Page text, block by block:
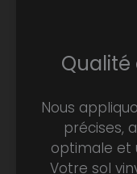
Qualité
Nous
précises,
optimale et
Votre sol